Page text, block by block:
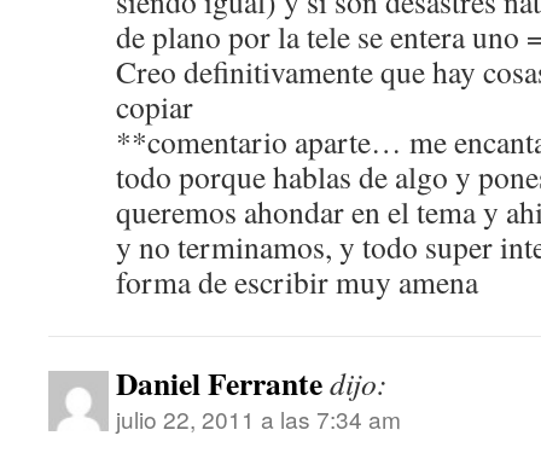
de plano por la tele se entera uno
Creo definitivamente que hay
copiar
**comentario aparte… me
todo porque hablas de algo y
queremos ahondar en el tema y
y no terminamos, y todo super
forma de escribir muy amena
Daniel Ferrantedijo:
julio 22, 2011 a las 7:34 am